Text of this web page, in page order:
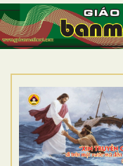
TRANG NHẤT
GIỚI THIỆU
DÒNG TU
BAN MỤC VỤ
ĐOÀN THỂ CG